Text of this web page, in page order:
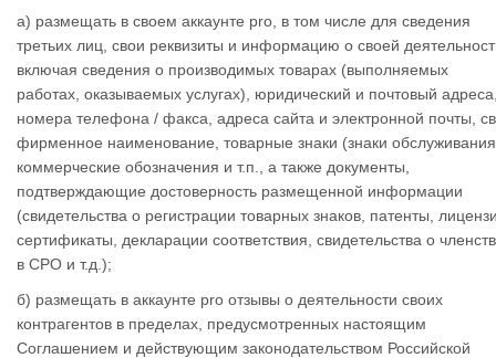
а) размещать в своем аккаунте pro, в том числе для сведения
третьих лиц, свои реквизиты и информацию о своей
включая сведения о производимых товарах (выполняемых
работах, оказываемых услугах), юридический и почтовый
номера телефона / факса, адреса сайта и электронной почты,
фирменное наименование, товарные знаки (знаки
коммерческие обозначения и т.п., а также документы,
подтверждающие достоверность размещенной информации
(свидетельства о регистрации товарных знаков, патенты,
сертификаты, декларации соответствия, свидетельства о
в СРО и т.д.);
б) размещать в аккаунте pro отзывы о деятельности своих
контрагентов в пределах, предусмотренных настоящим
Соглашением и действующим законодательством Российской